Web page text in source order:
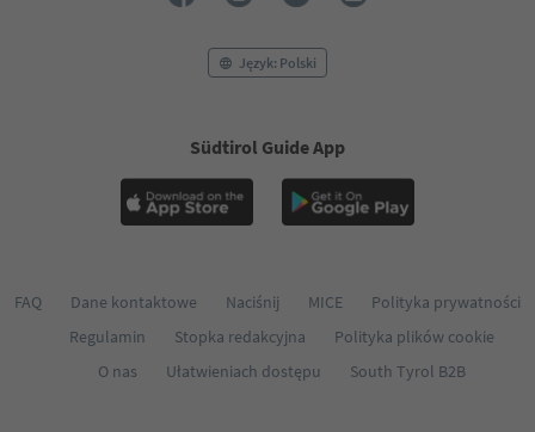
Język: Polski
Südtirol Guide App
FAQ Dane kontaktowe Naciśnij MICE
Polityka prywatności
Regulamin
Stopka redakcyjna
Polityka plików cookie
O nas
Ułatwieniach dostępu South Tyrol B2B